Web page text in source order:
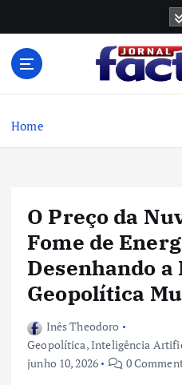
Home
O Preço da
Fome de
Desenhando a
Geopolítica
Inês Theodoro
Geopolítica,Inteligência
junho 10, 2026
0